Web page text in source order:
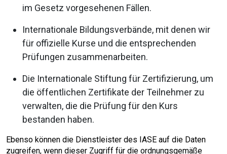
im Gesetz vorgesehenen Fällen.
Internationale Bildungsverbände, mit denen wir
für offizielle Kurse und die entsprechenden
Prüfungen zusammenarbeiten.
Die Internationale Stiftung für Zertifizierung, um
die öffentlichen Zertifikate der Teilnehmer zu
verwalten, die die Prüfung für den Kurs
bestanden haben.
Ebenso können die Dienstleister des IASE auf die Daten
zugreifen, wenn dieser Zugriff für die ordnungsgemäße